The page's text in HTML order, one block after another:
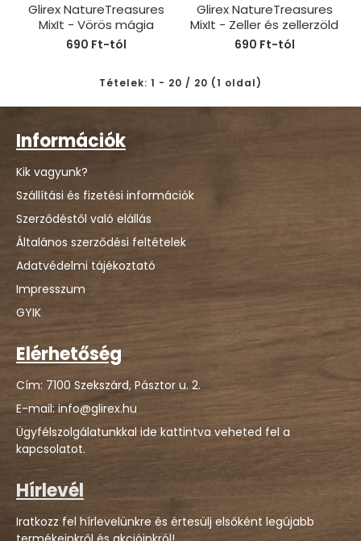
Glirex NatureTreasures
MixIt - Vörös mágia
690 Ft-tól
Glirex NatureTreasures
MixIt - Zeller és zellerzöld
690 Ft-tól
Tételek: 1 - 20 / 20 (1 oldal)
Információk
Kik vagyunk?
Szállítási és fizetési információk
Szerződéstől való elállás
Általános szerződési feltételek
Adatvédelmi tájékoztató
Impresszum
GYIK
Elérhetőség
Cím: 7100 Szekszárd, Pásztor u. 2.
E-mail: info@glirex.hu
Ügyfélszolgálatunkkal ide kattintva veheted fel a
kapcsolatot.
Hírlevél
Iratkozz fel hírlevelünkre és értesülj elsőként legújabb